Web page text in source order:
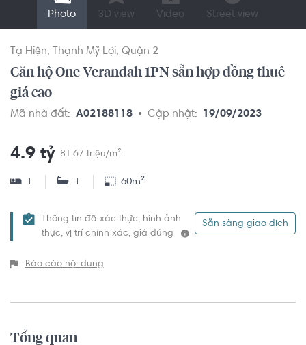
Photo 3D view Video Street view
Tạ Hiện Thạnh Mỹ Lợi Quận 2
Căn hộ One Verandah 1PN sẵn hợp đồng thuê
giá cao
Mã nhà đất: A02188118 Cập nhật: 19/09/2023
4.9 tỷ 81.67 triệu/m²
1 1 60m²
Thông tin đã xác thực, hình ảnh
thực, vị trí chính xác, giá đúng
Sẵn sàng giao dịch
Báo cáo nội dung
Tổng quan